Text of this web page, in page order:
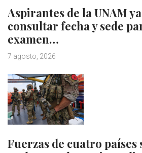
Aspirantes de la UNAM
consultar fecha y sede
examen…
7 agosto, 2026
Fuerzas de cuatro